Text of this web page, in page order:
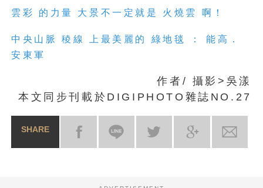
雲彩 的力量 大景不一定就是 火燒雲 啊！
中央山脈 稜線 上最美麗的 綠地毯 ： 能高．
安東軍
作者/ 攝影>吳漾
本文同步刊載於DIGIPHOTO雜誌NO.27
SHARE